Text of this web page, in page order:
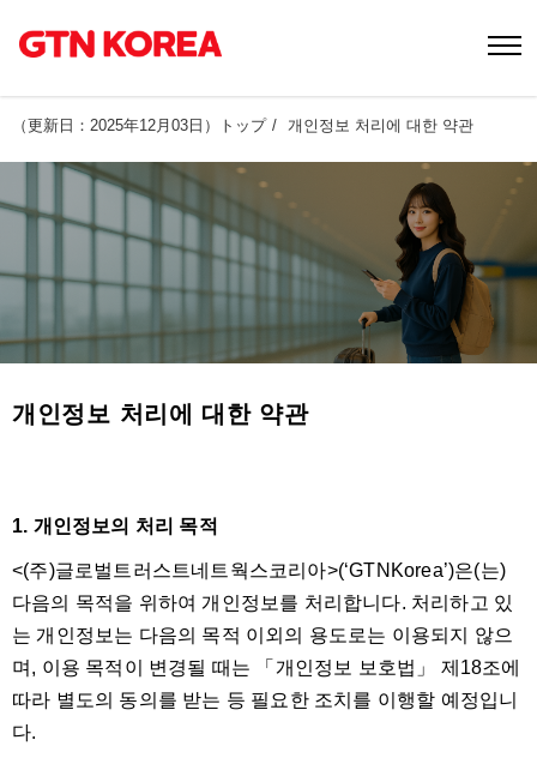
（更新日：2025年12月03日 ） トップ 개인정보 처리에 대한 약관
개인정보 처리에 대한 약관
1. 개인정보의 처리 목적
<(주)글로벌트러스트네트웍스코리아>(‘GTNKorea’)은(는)
다음의 목적을 위하여 개인정보를 처리합니다. 처리하고 있
는 개인정보는 다음의 목적 이외의 용도로는 이용되지 않으
며, 이용 목적이 변경될 때는 「개인정보 보호법」 제18조에
따라 별도의 동의를 받는 등 필요한 조치를 이행할 예정입니
다.